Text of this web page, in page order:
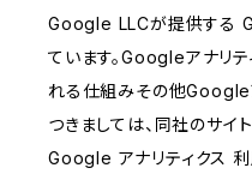
Google LLCが提供する
ています。Googleアナリ
れる仕組みその他Google
つきましては、同社のサイ
Google アナリティクス 利